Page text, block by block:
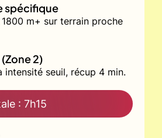
spécifique
1800 m+ sur terrain proche
2)
intensité seuil, récup 4 min.
: 7h15